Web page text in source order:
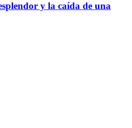
y la caída de una